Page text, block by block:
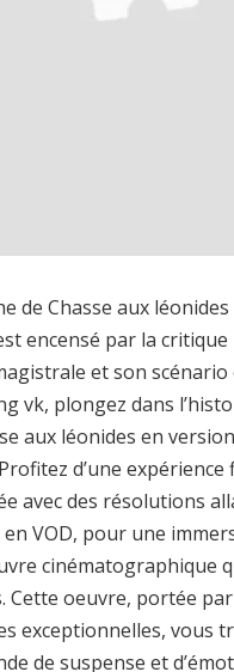
de Chasse aux
encensé par la
et son scénario
vk, plongez dans
aux léonides en
d’une
avec des résolutions
en VOD, pour une
cinématographique
Cette oeuvre, portée
exceptionnelles, vous
de suspense et